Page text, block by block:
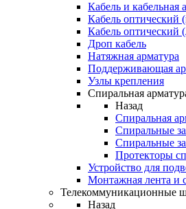
Кабель и кабельная
Кабель оптический
Кабель оптический
Дроп кабель
Натяжная арматура
Поддерживающая
Узлы крепления
Спиральная
Назад
Спиральная
Спиральные
Спиральные
Протекторы
Устройство для
Монтажная лента и
Телекоммуникационные
Назад